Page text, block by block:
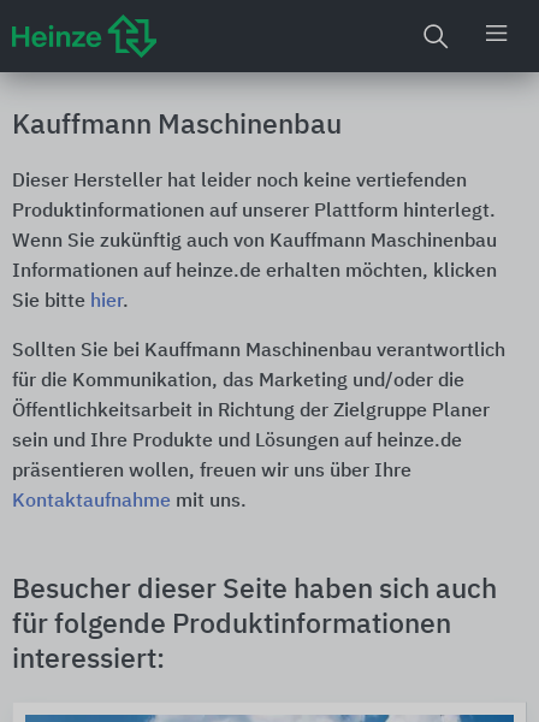
Kauffmann Maschinenbau
Dieser Hersteller hat leider noch keine vertiefenden
Produktinformationen auf unserer Plattform hinterlegt.
Wenn Sie zukünftig auch von Kauffmann Maschinenbau
Informationen auf heinze.de erhalten möchten, klicken
Sie bitte hier.
Sollten Sie bei Kauffmann Maschinenbau verantwortlich
für die Kommunikation, das Marketing und/oder die
Öffentlichkeitsarbeit in Richtung der Zielgruppe Planer
sein und Ihre Produkte und Lösungen auf heinze.de
präsentieren wollen, freuen wir uns über Ihre
Kontaktaufnahme mit uns.
Besucher dieser Seite haben sich auch
für folgende Produktinformationen
interessiert: